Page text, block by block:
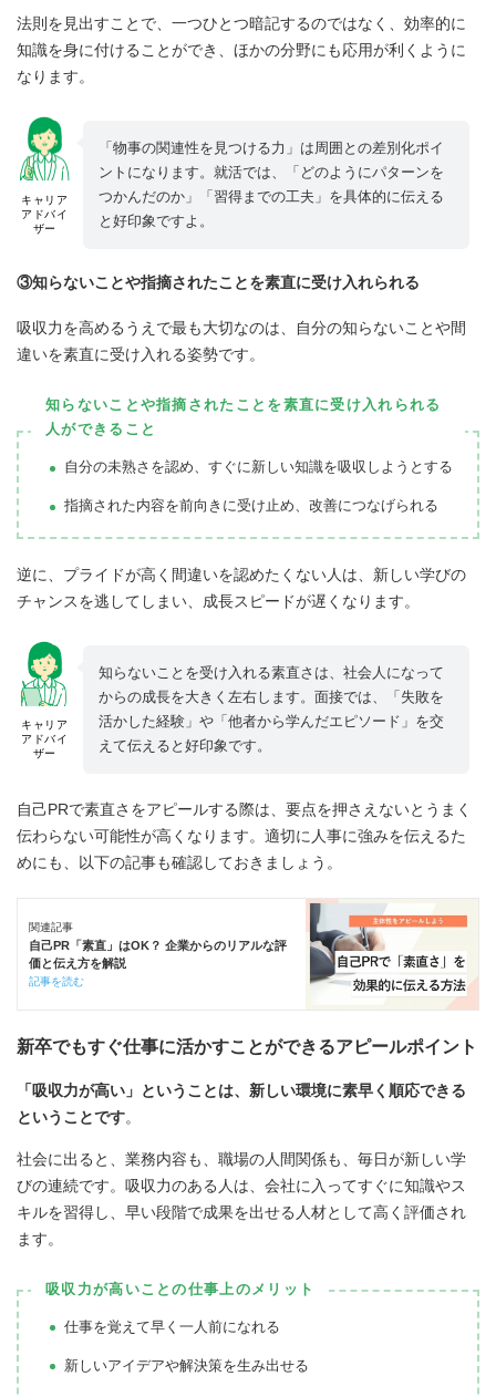
法則を見出すことで、一つひとつ暗記するのではなく、効率的に
知識を身に付けることができ、ほかの分野にも応用が利くように
なります。
キャリア
アドバイ
ザー
「物事の関連性を見つける力」は周囲との差別化ポイ
ントになります。就活では、「どのようにパターンを
つかんだのか」「習得までの工夫」を具体的に伝える
と好印象ですよ。
③知らないことや指摘されたことを素直に受け入れられる
吸収力を高めるうえで最も大切なのは、自分の知らないことや間
違いを素直に受け入れる姿勢です。
知らないことや指摘されたことを素直に受け入れられる
人ができること
自分の未熟さを認め、すぐに新しい知識を吸収しようとする
指摘された内容を前向きに受け止め、改善につなげられる
逆に、プライドが高く間違いを認めたくない人は、新しい学びの
チャンスを逃してしまい、成長スピードが遅くなります。
キャリア
アドバイ
ザー
知らないことを受け入れる素直さは、社会人になって
からの成長を大きく左右します。面接では、「失敗を
活かした経験」や「他者から学んだエピソード」を交
えて伝えると好印象です。
自己PRで素直さをアピールする際は、要点を押さえないとうまく
伝わらない可能性が高くなります。適切に人事に強みを伝えるた
めにも、以下の記事も確認しておきましょう。
関連記事
自己PR「素直」はOK？ 企業からのリアルな評
価と伝え方を解説
記事を読む
新卒でもすぐ仕事に活かすことができるアピールポイント
「吸収力が高い」ということは、新しい環境に素早く順応できる
ということです。
社会に出ると、業務内容も、職場の人間関係も、毎日が新しい学
びの連続です。吸収力のある人は、会社に入ってすぐに知識やス
キルを習得し、早い段階で成果を出せる人材として高く評価され
ます。
吸収力が高いことの仕事上のメリット
仕事を覚えて早く一人前になれる
新しいアイデアや解決策を生み出せる